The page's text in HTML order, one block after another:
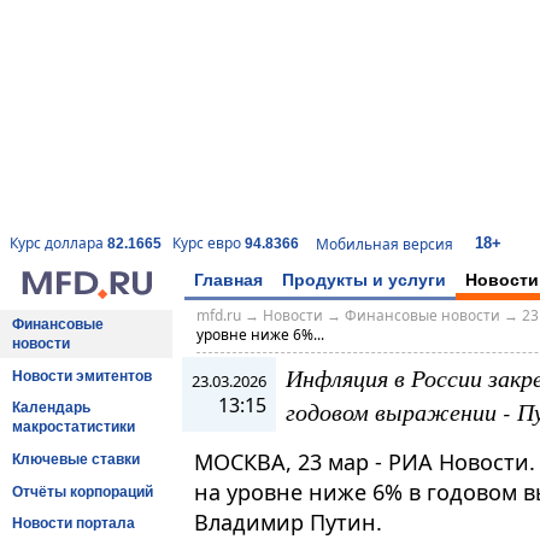
Курс доллара 82.1665 Курс евро 94.8366 Мобильная версия 18+
Главная Продукты и услуги Новости
Финансовые
новости
Новости эмитентов
Календарь
макростатистики
Ключевые ставки
Отчёты корпораций
Новости портала
mfd.ru→ Новости → Финансовые новости →
уровне ниже 6%...
23.03.2026
13:15
Инфляция в России
годовом выражении -
МОСКВА, 23 мар - РИА Новости.
на уровне ниже 6% в годовом
Владимир Путин.